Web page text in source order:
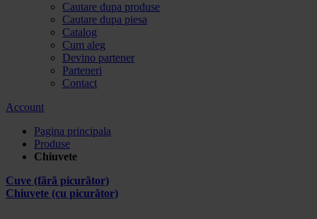
Cautare dupa produse
Cautare dupa piesa
Catalog
Cum aleg
Devino partener
Parteneri
Contact
Account
Pagina principala
Produse
Chiuvete
Cuve (fără picurător)
Chiuvete (cu picurător)